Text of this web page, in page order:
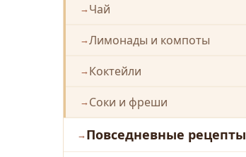
Чай
Лимонады и компоты
Коктейли
Соки и фреши
Повседневные рецепты